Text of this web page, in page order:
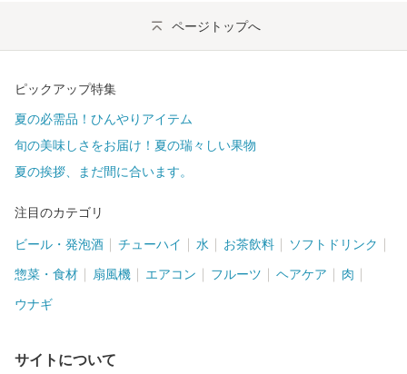
ページトップへ
ピックアップ特集
夏の必需品！ひんやりアイテム
旬の美味しさをお届け！夏の瑞々しい果物
夏の挨拶、まだ間に合います。
注目のカテゴリ
ビール・発泡酒 チューハイ 水 お茶飲料 ソフトドリンク
惣菜・食材 扇風機 エアコン フルーツ ヘアケア 肉
ウナギ
サイトについて